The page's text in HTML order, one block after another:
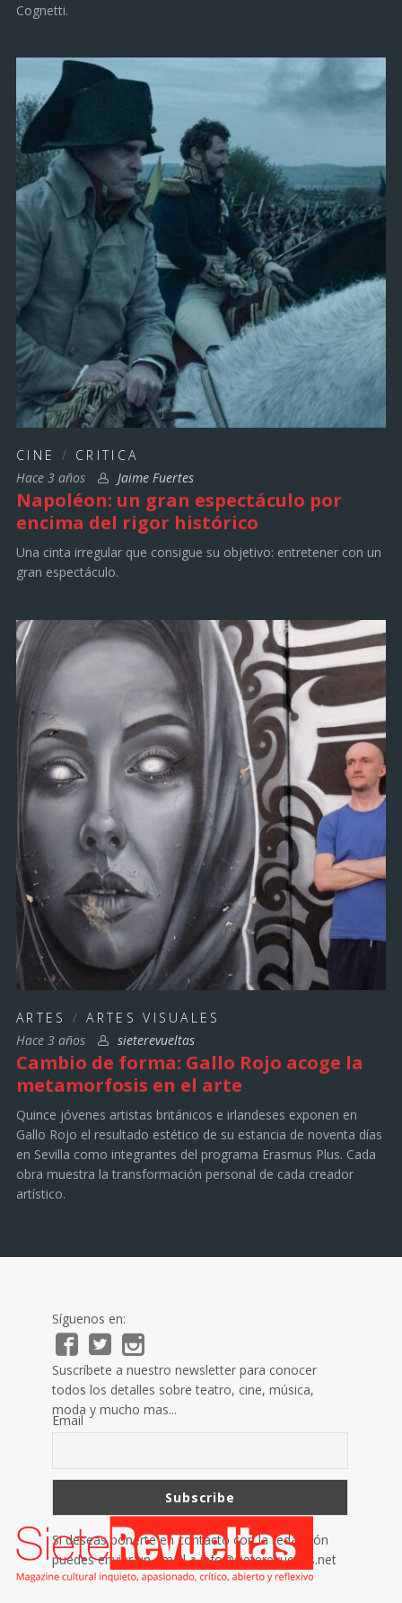
Cognetti.
CINE / CRITICA
Hace 3 años
Jaime Fuertes
Napoléon: un gran espectáculo por
encima del rigor histórico
Una cinta irregular que consigue su objetivo: entretener con un
gran espectáculo.
ARTES /ARTES VISUALES
Hace 3 años
sieterevueltas
Cambio de forma: Gallo Rojo acoge la
metamorfosis en el arte
Quince jóvenes artistas británicos e irlandeses exponen en
Gallo Rojo el resultado estético de su estancia de noventa días
en Sevilla como integrantes del programa Erasmus Plus. Cada
obra muestra la transformación personal de cada creador
artístico.
Síguenos en:
Suscríbete a nuestro newsletter para conocer
todos los detalles sobre teatro, cine, música,
moda y mucho mas...
Email
Si deseas ponerte en contacto con la redacción
puedes enviar un email ainfo@sieterevueltas.net